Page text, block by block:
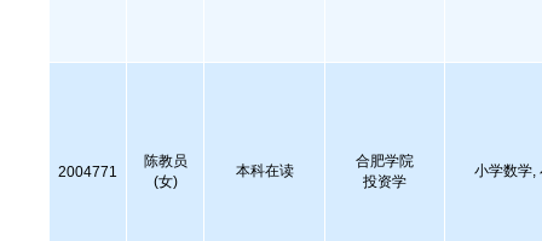
2004771
陈教员
(女)
本科在读
合肥学院
投资学
小学数学,